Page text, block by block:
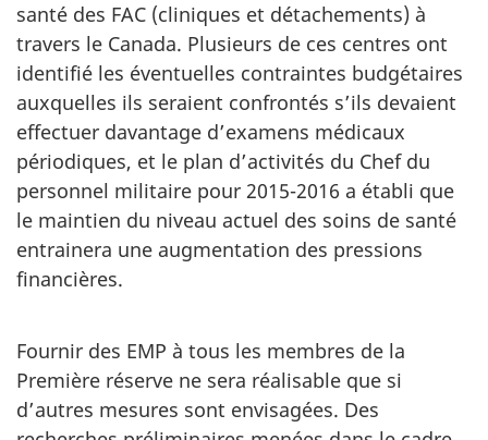
santé des FAC (cliniques et détachements) à
travers le Canada. Plusieurs de ces centres ont
identifié les éventuelles contraintes budgétaires
auxquelles ils seraient confrontés s’ils devaient
effectuer davantage d’examens médicaux
périodiques, et le plan d’activités du Chef du
personnel militaire pour 2015-2016 a établi que
le maintien du niveau actuel des soins de santé
entrainera une augmentation des pressions
financières.
Fournir des EMP à tous les membres de la
Première réserve ne sera réalisable que si
d’autres mesures sont envisagées. Des